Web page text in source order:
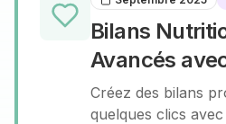
Bilans
Avancés
Créez des bilans
quelques clics